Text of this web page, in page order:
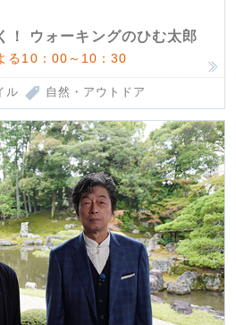
！ ウォーキングのひむ太郎
る10：00～10：30
ル 自然・アウトドア